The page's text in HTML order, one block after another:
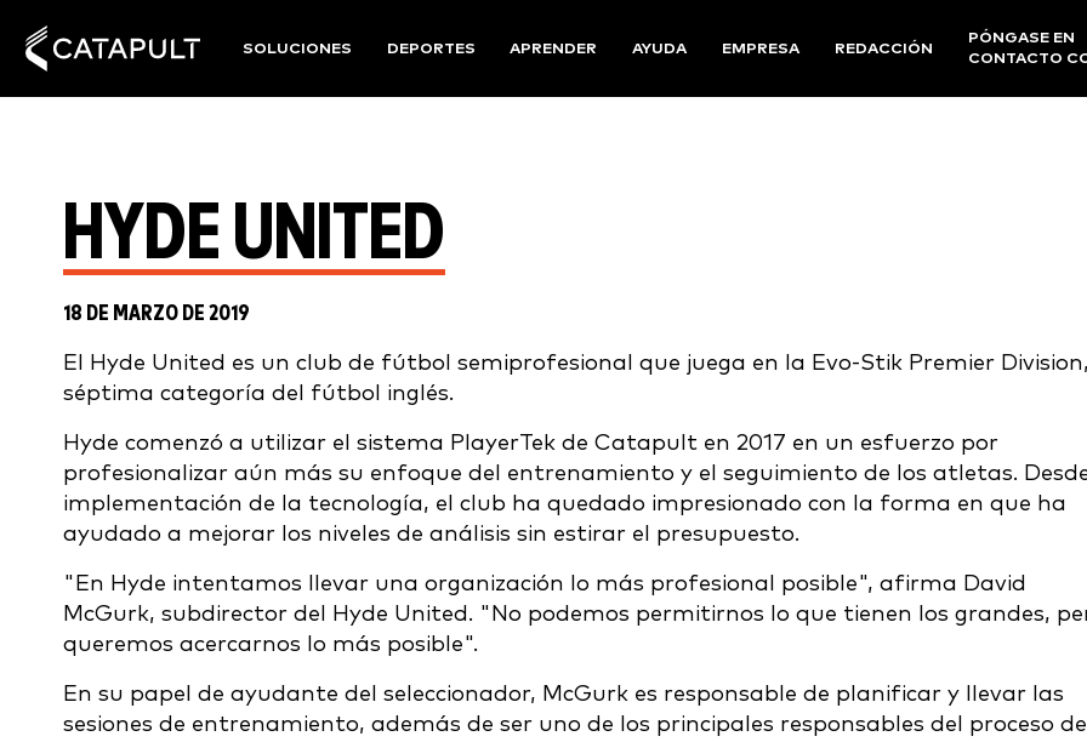
SOLUCIONES DEPORTES APRENDER AYUDA EMPRESA REDACCIÓN
PÓNGASE EN
CONTACTO
HYDE UNITED
18 DE MARZO DE 2019
El Hyde United es un club de fútbol semiprofesional que juega en la Evo-Stik Premier
séptima categoría del fútbol inglés.
Hyde comenzó a utilizar el sistema PlayerTek de Catapult en 2017 en un esfuerzo por
profesionalizar aún más su enfoque del entrenamiento y el seguimiento de los atletas.
implementación de la tecnología, el club ha quedado impresionado con la forma en que ha
ayudado a mejorar los niveles de análisis sin estirar el presupuesto.
"En Hyde intentamos llevar una organización lo más profesional posible", afirma David
McGurk, subdirector del Hyde United. "No podemos permitirnos lo que tienen los grandes,
queremos acercarnos lo más posible".
En su papel de ayudante del seleccionador, McGurk es responsable de planificar y llevar las
sesiones de entrenamiento, además de ser uno de los principales responsables del proceso de